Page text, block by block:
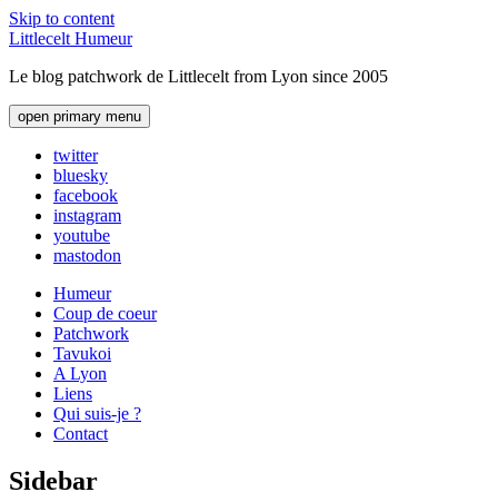
Skip to content
Littlecelt Humeur
Le blog patchwork de Littlecelt from Lyon since 2005
open primary menu
twitter
bluesky
facebook
instagram
youtube
mastodon
Humeur
Coup de coeur
Patchwork
Tavukoi
A Lyon
Liens
Qui suis-je ?
Contact
Sidebar